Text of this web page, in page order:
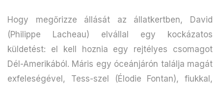
Hogy megőrizze állását az állatkertben, David
(Philippe Lacheau) elvállal egy kockázatos
küldetést: el kell hoznia egy rejtélyes csomagot
Dél-Amerikából. Máris egy óceánjárón találja magát
exfeleségével, Tess-szel (Élodie Fontan), fiukkal,